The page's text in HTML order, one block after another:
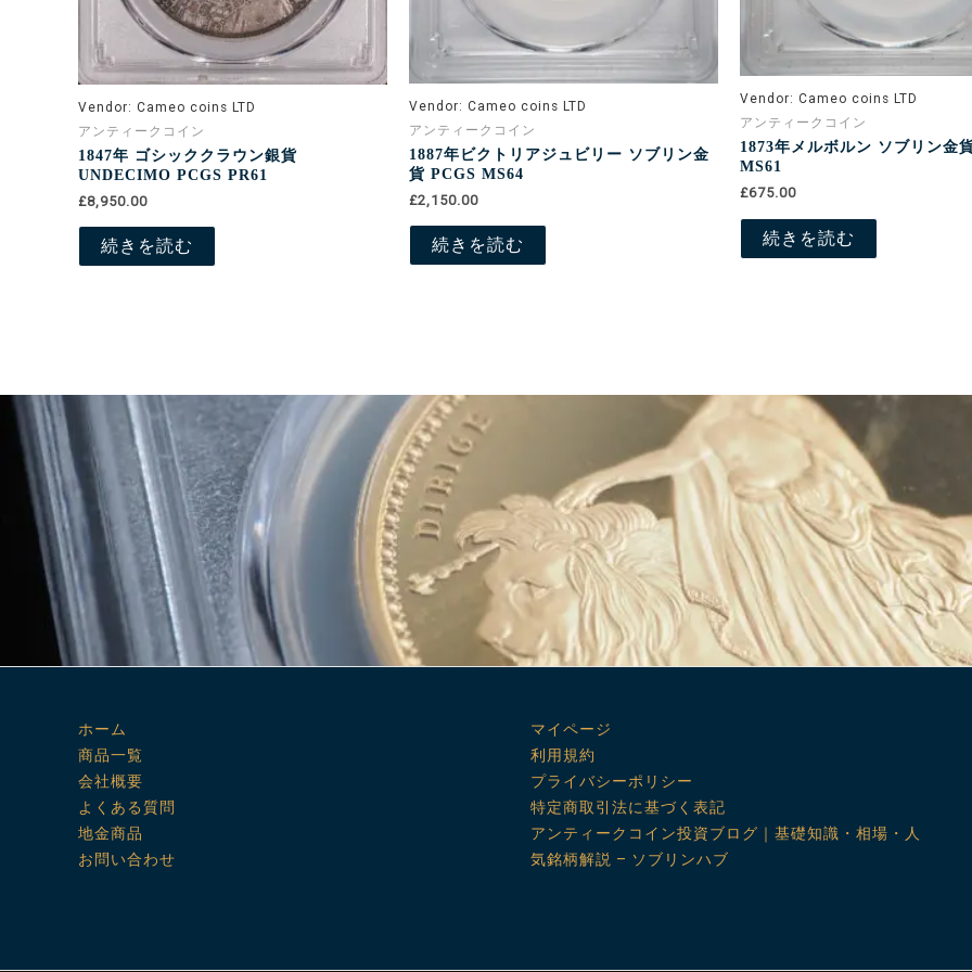
Vendor: Cameo coins LTD
アンティークコイン
1847年 ゴシッククラウン銀貨
UNDECIMO PCGS PR61
£8,950.00
続きを読む
Vendor: Cameo coins LTD
アンティークコイン
1887年ビクトリアジュビリー ソブリン金
貨 PCGS MS64
£2,150.00
続きを読む
Vendor: Cameo coins LTD
アンティークコイン
1873年メルボルン ソブリン金
MS61
£675.00
続きを読む
ホーム
商品一覧
会社概要
よくある質問
地金商品
お問い合わせ
マイページ
利用規約
プライバシーポリシー
特定商取引法に基づく表記
アンティークコイン投資ブログ｜基礎知識・相場・人
気銘柄解説 – ソブリンハブ